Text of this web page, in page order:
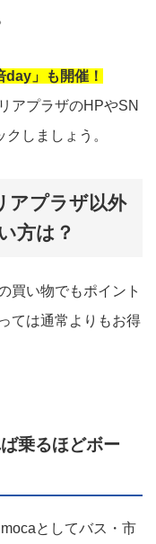
」も開催！
アプラザのHPやSN
しましょう。
アプラザ以外
方は？
買い物でもポイント
ては通常よりもお得
乗るほどボー
としてバス・市